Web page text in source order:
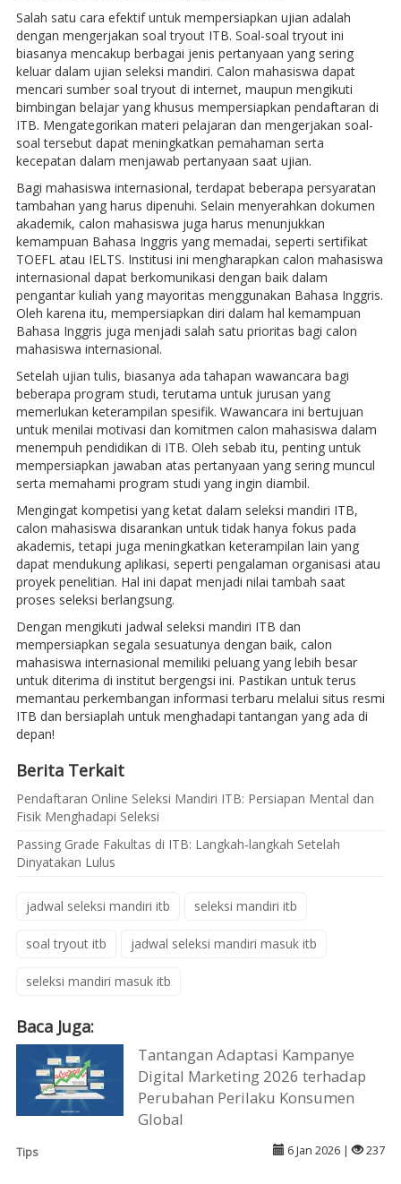
Salah satu cara efektif untuk mempersiapkan ujian adalah
dengan mengerjakan soal tryout ITB. Soal-soal tryout ini
biasanya mencakup berbagai jenis pertanyaan yang sering
keluar dalam ujian seleksi mandiri. Calon mahasiswa dapat
mencari sumber soal tryout di internet, maupun mengikuti
bimbingan belajar yang khusus mempersiapkan pendaftaran di
ITB. Mengategorikan materi pelajaran dan mengerjakan soal-
soal tersebut dapat meningkatkan pemahaman serta
kecepatan dalam menjawab pertanyaan saat ujian.
Bagi mahasiswa internasional, terdapat beberapa persyaratan
tambahan yang harus dipenuhi. Selain menyerahkan dokumen
akademik, calon mahasiswa juga harus menunjukkan
kemampuan Bahasa Inggris yang memadai, seperti sertifikat
TOEFL atau IELTS. Institusi ini mengharapkan calon mahasiswa
internasional dapat berkomunikasi dengan baik dalam
pengantar kuliah yang mayoritas menggunakan Bahasa Inggris.
Oleh karena itu, mempersiapkan diri dalam hal kemampuan
Bahasa Inggris juga menjadi salah satu prioritas bagi calon
mahasiswa internasional.
Setelah ujian tulis, biasanya ada tahapan wawancara bagi
beberapa program studi, terutama untuk jurusan yang
memerlukan keterampilan spesifik. Wawancara ini bertujuan
untuk menilai motivasi dan komitmen calon mahasiswa dalam
menempuh pendidikan di ITB. Oleh sebab itu, penting untuk
mempersiapkan jawaban atas pertanyaan yang sering muncul
serta memahami program studi yang ingin diambil.
Mengingat kompetisi yang ketat dalam seleksi mandiri ITB,
calon mahasiswa disarankan untuk tidak hanya fokus pada
akademis, tetapi juga meningkatkan keterampilan lain yang
dapat mendukung aplikasi, seperti pengalaman organisasi atau
proyek penelitian. Hal ini dapat menjadi nilai tambah saat
proses seleksi berlangsung.
Dengan mengikuti jadwal seleksi mandiri ITB dan
mempersiapkan segala sesuatunya dengan baik, calon
mahasiswa internasional memiliki peluang yang lebih besar
untuk diterima di institut bergengsi ini. Pastikan untuk terus
memantau perkembangan informasi terbaru melalui situs resmi
ITB dan bersiaplah untuk menghadapi tantangan yang ada di
depan!
Berita Terkait
Pendaftaran Online Seleksi Mandiri ITB: Persiapan Mental dan
Fisik Menghadapi Seleksi
Passing Grade Fakultas di ITB: Langkah-langkah Setelah
Dinyatakan Lulus
jadwal seleksi mandiri itb seleksi mandiri itb
soal tryout itb jadwal seleksi mandiri masuk itb
seleksi mandiri masuk itb
Baca Juga:
Tantangan Adaptasi Kampanye
Digital Marketing 2026 terhadap
Perubahan Perilaku Konsumen
Global
Tips 6 Jan 2026 | 237